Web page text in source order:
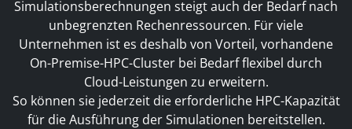
Simulationsberechnungen steigt auch der Bedarf nach
unbegrenzten Rechenressourcen. Für viele
Unternehmen ist es deshalb von Vorteil, vorhandene
On-Premise-HPC-Cluster bei Bedarf flexibel durch
Cloud-Leistungen zu erweitern.
So können sie jederzeit die erforderliche HPC-Kapazität
für die Ausführung der Simulationen bereitstellen.